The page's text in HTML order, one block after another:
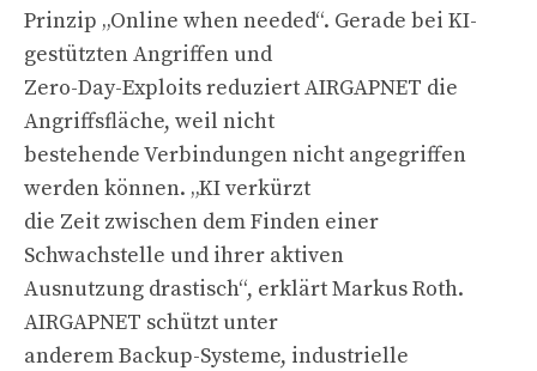
Prinzip „Online when needed“. Gerade bei KI-
gestützten Angriffen und
Zero-Day-Exploits reduziert AIRGAPNET die
Angriffsfläche, weil nicht
bestehende Verbindungen nicht angegriffen
werden können. „KI verkürzt
die Zeit zwischen dem Finden einer
Schwachstelle und ihrer aktiven
Ausnutzung drastisch“, erklärt Markus Roth.
AIRGAPNET schützt unter
anderem Backup-Systeme, industrielle